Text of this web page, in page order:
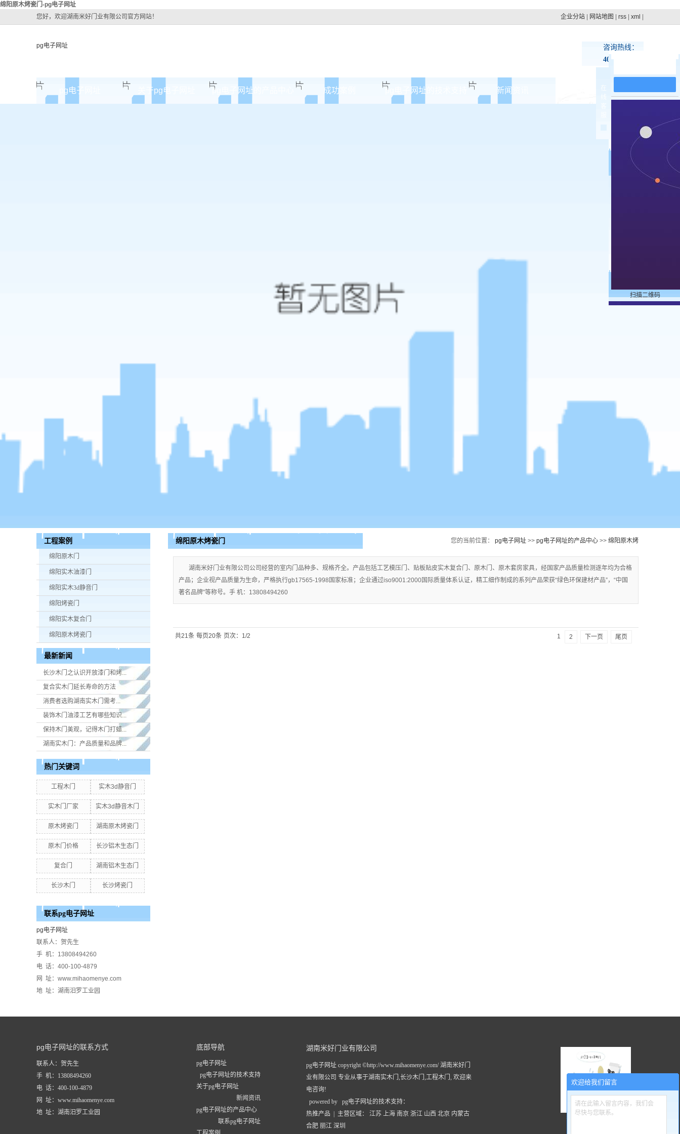
绵阳原木烤瓷门-pg电子网址
您好，欢迎湖南米好门业有限公司官方网站！
企业分站 网站地图 rss xml
pg电子网址
咨询热线：
400-100-4879
pg电子网址 关于pg电子网址 pg电子网址的产品中心 成功案例 pg电子网址的技术支持 新闻资讯 联系pg电子网址
工程案例
绵阳原木门
绵阳实木油漆门
绵阳实木3d静音门
绵阳烤瓷门
绵阳实木复合门
绵阳原木烤瓷门
最新新闻
长沙木门之认识开放漆门和烤...
复合实木门延长寿命的方法
消费者选购湖南实木门​需考...
装饰木门油漆工艺有哪些知识...
保持木门美观，记得木门打蜡...
湖南实木门：产品质量和品牌...
热门关键词
工程木门 实木3d静音门
实木门厂家 实木3d静音木门
原木烤瓷门 湖南原木烤瓷门
原木门价格 长沙铝木生态门
复合门 湖南铝木生态门
长沙木门 长沙烤瓷门
联系pg电子网址
pg电子网址
联系人：贺先生
手 机：13808494260
电 话：400-100-4879
网 址：www.mihaomenye.com
地 址：湖南汨罗工业园
绵阳原木烤瓷门 您的当前位置： pg电子网址 >> pg电子网址的产品中心 >> 绵阳原木烤
瓷门
湖南米好门业有限公司公司经营的室内门品种多、规格齐全。产品包括工艺模压门、贴板贴皮实木复合门、原木门、原木套房家具，经国家产品质量检测逐年均为合格
产品；企业视产品质量为生命，严格执行gb17565-1998国家标准；企业通过iso9001:2000国际质量体系认证，精工细作制成的系列产品荣获“绿色环保建材产品”，“中国
著名品牌”等称号。手 机：13808494260
共21条 每页20条 页次：1/2 1 2 下一页 尾页
pg电子网址的联系方式
联系人：贺先生
手 机：13808494260
电 话：400-100-4879
网 址：www.mihaomenye.com
地 址：湖南汨罗工业园
底部导航
pg电子网址
pg电子网址的技术支持
关于pg电子网址
新闻资讯
pg电子网址的产品中心
联系pg电子网址
湖南米好门业有限公司
pg电子网址 copyright ©http://www.mihaomenye.com/ 湖南米好门
业有限公司 专业从事于湖南实木门 ,长沙木门 ,工程木门 , 欢迎来
电咨询!
powered by pg电子网址的技术支持：
热推产品 | 主营区域： 江苏 上海 南京 浙江 山西 北京 内蒙古
合肥 丽江 深圳
在
扫描二维码
欢迎给我们留言
请在此输入留言内容，我们会
尽快与您联系。